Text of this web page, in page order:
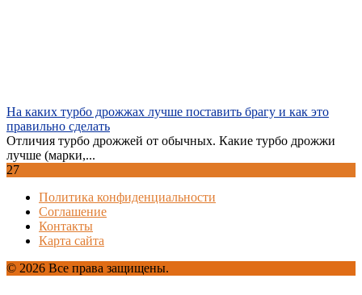
На каких турбо дрожжах лучше поставить брагу и как это
правильно сделать
Отличия турбо дрожжей от обычных. Какие турбо дрожжи
лучше (марки,...
27
Политика конфиденциальности
Соглашение
Контакты
Карта сайта
© 2026 Все права защищены.